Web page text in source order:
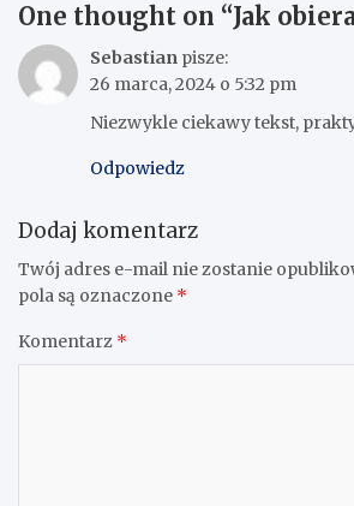
One thought on “Jak
Sebastian pisze:
26 marca, 2024 o 5:32 pm
Niezwykle ciekawy tekst,
Odpowiedz
Dodaj komentarz
Twój adres e-mail nie zostanie
pola są oznaczone *
Komentarz *